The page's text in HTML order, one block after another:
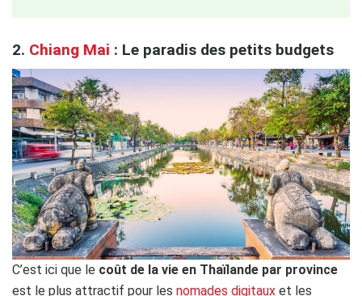
​​2. Chiang Mai : Le paradis des petits budgets
C’est ici que le coût de la vie en Thaïlande par province
est le plus attractif pour les nomades digitaux et les